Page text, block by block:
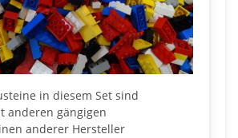
in diesem Set sind
anderen gängigen
anderer Hersteller